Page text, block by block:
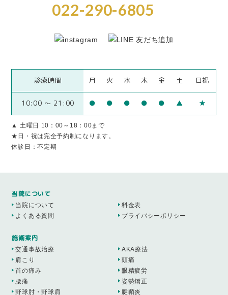
022-290-6805
診療時間 月 火 水 木 金 土 日祝
10:00 ～ 21:00 ● ● ● ● ● ▲ ★
▲ 土曜日 10：00～18：00まで
★日・祝は完全予約制になります。
休診日：不定期
当院について
当院について
料金表
よくある質問
プライバシーポリシー
施術案内
交通事故治療
AKA療法
肩こり
頭痛
首の痛み
眼精疲労
腰痛
姿勢矯正
野球肘・野球肩
腱鞘炎